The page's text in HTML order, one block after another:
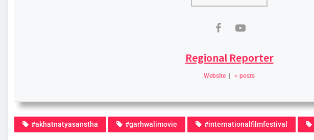
Regional Reporter
Website + posts
#akhatnatyasanstha #garhwalimovie #internationalfilmfestival